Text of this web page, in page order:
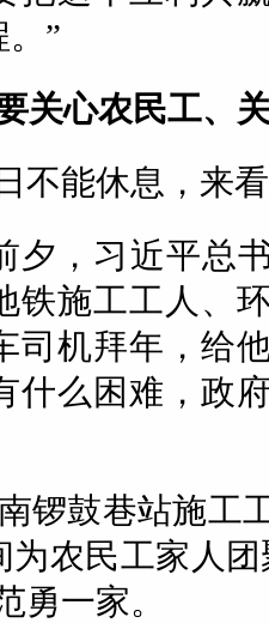
”
心农民工、关
能休息，来看
，习近平总
铁施工工人、
司机拜年，给
什么困难，政
鼓巷站施工
为农民工家人
勇一家。